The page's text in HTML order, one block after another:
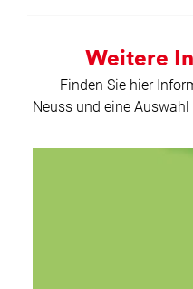
Weitere
Finden Sie hier
Neuss und eine